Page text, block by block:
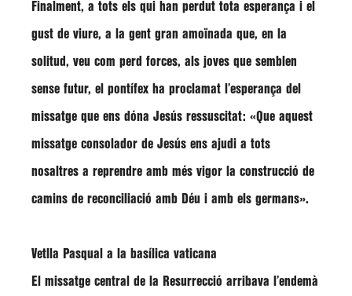
Finalment, a tots els qui han perdut tota esperança i el
gust de viure, a la gent gran amoïnada que, en la
solitud, veu com perd forces, als joves que semblen
sense futur, el pontífex ha proclamat l’esperança del
missatge que ens dóna Jesús ressuscitat: «Que aquest
missatge consolador de Jesús ens ajudi a tots
nosaltres a reprendre amb més vigor la construcció de
camins de reconciliació amb Déu i amb els germans».
Vetlla Pasqual a la basílica vaticana
El missatge central de la Resurrecció arribava l’endemà